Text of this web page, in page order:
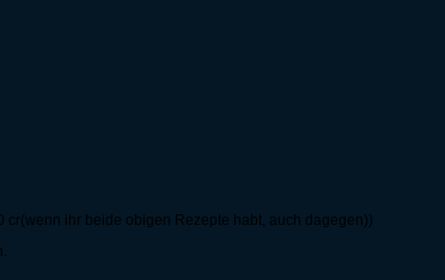
cr(wenn ihr beide obigen Rezepte habt, auch dagegen))